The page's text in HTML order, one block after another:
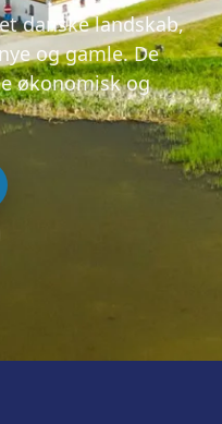
danske landskab,
og gamle. De
økonomisk og